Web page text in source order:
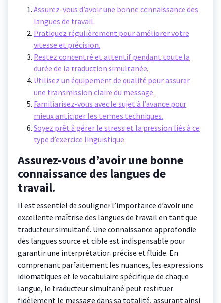
Assurez-vous d’avoir une bonne connaissance des
langues de travail.
Pratiquez régulièrement pour améliorer votre
vitesse et précision.
Restez concentré et attentif pendant toute la
durée de la traduction simultanée.
Utilisez un équipement de qualité pour assurer
une transmission claire du message.
Familiarisez-vous avec le sujet à l’avance pour
mieux anticiper les termes techniques.
Soyez prêt à gérer le stress et la pression liés à ce
type d’exercice linguistique.
Assurez-vous d’avoir une bonne
connaissance des langues de
travail.
Il est essentiel de souligner l’importance d’avoir une
excellente maîtrise des langues de travail en tant que
traducteur simultané. Une connaissance approfondie
des langues source et cible est indispensable pour
garantir une interprétation précise et fluide. En
comprenant parfaitement les nuances, les expressions
idiomatiques et le vocabulaire spécifique de chaque
langue, le traducteur simultané peut restituer
fidèlement le message dans sa totalité, assurant ainsi